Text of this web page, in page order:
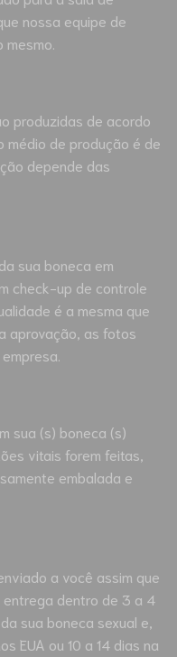
nossa equipe de
produzidas de acordo
médio de produção é de
depende das
sua boneca em
check-up de controle
é a mesma que
aprovação, as fotos
sua (s) boneca (s)
vitais forem feitas,
embalada e
a você assim que
dentro de 3 a 4
sua boneca sexual e,
EUA ou 10 a 14 dias na